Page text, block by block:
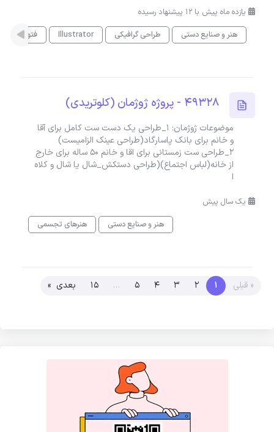
یازده ماه پیش با 12 پیشنهاد رسیده
هنر و صنایع دستی
طراحی گرافیکی Illustrator فتوشاپ
49328 - پروژه ژوژمان (کلوتریدی)
موضوعات ژوژمان: ۱_طراحی یک دست ست کامل برای آقا
و خانم‌ برای بانک پاسارگاد(طراحی عینک الزامیست)
۲_طراحی ست زمستانی برای اقا و خانم ۵۰ ساله برای خارج
از خانه(لباس اجتماع)(طراحی دستکش_شال یا شال و کلاه
ا
یک سال پیش
هنر و صنایع دستی
هنرهای تجسمی
« قبلی 1
2
3
4
5
…
15 بعدی »